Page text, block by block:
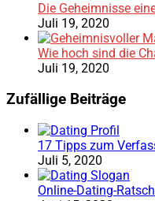
Die Geheimnisse
Juli 19, 2020
Wie hoch sind die
Juli 19, 2020
Zufällige Beiträge
17 Tipps zum
Juli 5, 2020
Online-Dating-